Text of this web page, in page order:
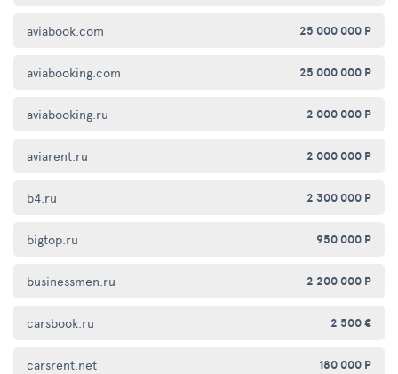
aviabook.com 25 000 000 Р
aviabooking.com 25 000 000 Р
aviabooking.ru 2 000 000 Р
aviarent.ru 2 000 000 Р
b4.ru 2 300 000 Р
bigtop.ru 950 000 Р
businessmen.ru 2 200 000 Р
carsbook.ru 2 500 €
carsrent.net 180 000 Р